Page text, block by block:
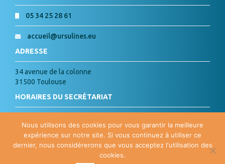
05 34 25 28 61
accueil@ursulines.eu
ADRESSE
34 avenue de la colonne
31500 Toulouse
HORAIRES DU SECRÉTARIAT
de 8h à 18h
Mercredi : de 8h à 15h
Nous utilisons des cookies pour vous garantir la meilleure
expérience sur notre site. Si vous continuez à utiliser ce
dernier, nous considérerons que vous acceptez l'utilisation des
cookies.